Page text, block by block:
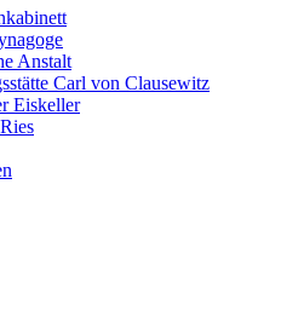
Anstalt
Carl von Clausewitz
Eiskeller